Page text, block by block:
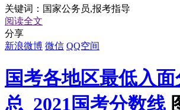
关键词： 国家公务员,报考指导
阅读全文
分享
新浪微博 微信 QQ空间
国考各地区最低入
总_2021国考分数线